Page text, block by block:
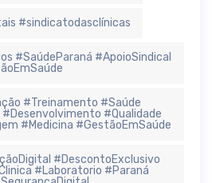
#sindicatodasclínicas
#SaúdeParaná #ApoioSindical
#Treinamento #Saúde
#Qualidade
#Medicina #GestãoEmSaúde
#DescontoExclusivo
#Laboratorio #Paraná